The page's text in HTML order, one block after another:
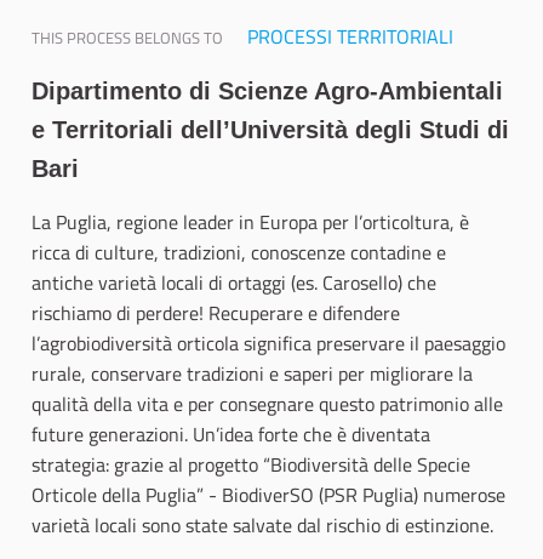
THIS PROCESS BELONGS TO PROCESSI TERRITORIALI
Dipartimento di Scienze Agro-Ambientali
e Territoriali dell’Università degli Studi di
Bari
La Puglia, regione leader in Europa per l’orticoltura, è
ricca di culture, tradizioni, conoscenze contadine e
antiche varietà locali di ortaggi (es. Carosello) che
rischiamo di perdere! Recuperare e difendere
l’agrobiodiversità orticola significa preservare il paesaggio
rurale, conservare tradizioni e saperi per migliorare la
qualità della vita e per consegnare questo patrimonio alle
future generazioni. Un’idea forte che è diventata
strategia: grazie al progetto “Biodiversità delle Specie
Orticole della Puglia” - BiodiverSO (PSR Puglia) numerose
varietà locali sono state salvate dal rischio di estinzione.